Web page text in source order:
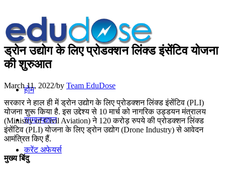
होम
सामान्यज्ञान
करेंट अफेयर्स
ड्रोन उद्योग के लिए प्रोडक्शन लिंक्ड इंसेंटिव योजना
की शुरुआत
March 11, 2022/by Team EduDose
सरकार ने हाल ही में ड्रोन उद्योग के लिए प्रोडक्शन लिंक्ड इंसेंटिव (PLI)
योजना शुरू किया है. इस उद्देश्य से 10 मार्च को नागरिक उड्डयन मंत्रालय
(Ministry of Civil Aviation) ने 120 करोड़ रुपये की प्रोडक्शन लिंक्ड
इंसेंटिव (PLI) योजना के लिए ड्रोन उद्योग (Drone Industry) से आवेदन
आमंत्रित किए हैं.
मुख्य बिंदु